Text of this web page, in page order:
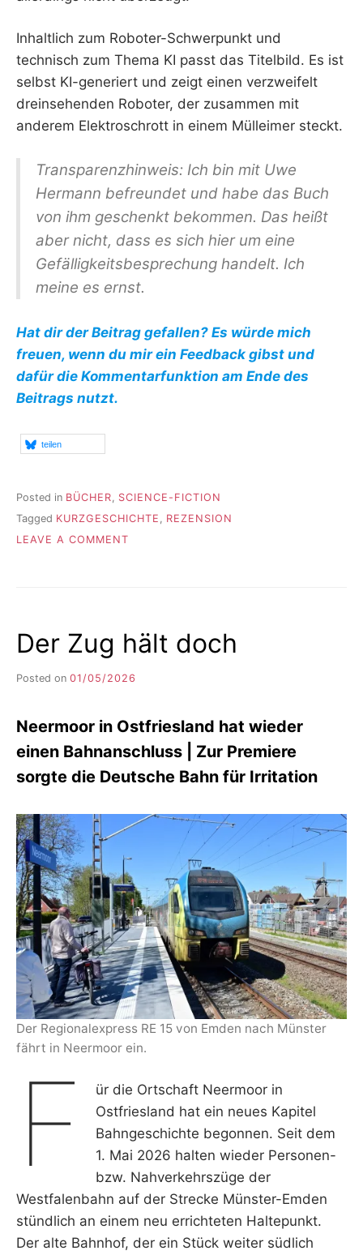
Inhaltlich zum Roboter-Schwerpunkt und
technisch zum Thema KI passt das Titelbild. Es ist
selbst KI-generiert und zeigt einen verzweifelt
dreinsehenden Roboter, der zusammen mit
anderem Elektroschrott in einem Mülleimer steckt.
Transparenzhinweis: Ich bin mit Uwe
Hermann befreundet und habe das Buch
von ihm geschenkt bekommen. Das heißt
aber nicht, dass es sich hier um eine
Gefälligkeitsbesprechung handelt. Ich
meine es ernst.
Hat dir der Beitrag gefallen? Es würde mich
freuen, wenn du mir ein Feedback gibst und
dafür die Kommentarfunktion am Ende des
Beitrags nutzt.
teilen
Posted in BÜCHER
SCIENCE-FICTION
Tagged KURZGESCHICHTE , REZENSION
LEAVE A COMMENT
AUS
Der Zug hält doch
Posted on 01/05/2026
I
K
S
L
R
Neermoor in Ostfriesland hat wieder
einen Bahnanschluss | Zur Premiere
sorgte die Deutsche Bahn für Irritation
Der Regionalexpress RE 15 von Emden nach Münster
fährt in Neermoor ein.
F
ür die Ortschaft Neermoor in
Ostfriesland hat ein neues Kapitel
Bahngeschichte begonnen. Seit dem
1. Mai 2026 halten wieder Personen-
bzw. Nahverkehrszüge der
Westfalenbahn auf der Strecke Münster-Emden
stündlich an einem neu errichteten Haltepunkt.
Der alte Bahnhof, der ein Stück weiter südlich